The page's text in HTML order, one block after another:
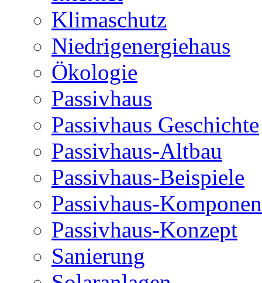
Klimaschutz
Niedrigenergiehaus
Ökologie
Passivhaus
Passivhaus Geschichte
Passivhaus-Altbau
Passivhaus-Beispiele
Passivhaus-
Passivhaus-Konzept
Sanierung